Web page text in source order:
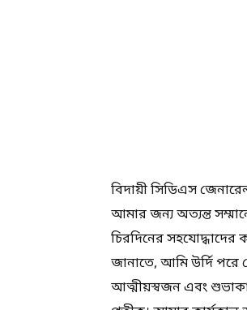
বিদায়ী সিডিএস
আমার জন্য অত্যন্ত
চিরদিনের সহযোদ্ধাদের
জানাতে, আমি উর্দি পরে
আত্মীয়স্বজন এবং